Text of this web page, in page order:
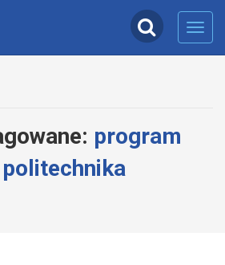
program